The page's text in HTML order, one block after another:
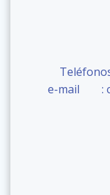
e-mail :